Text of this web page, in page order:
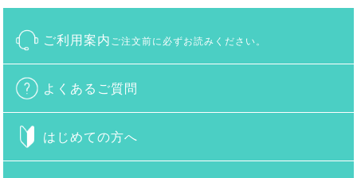
ご利用案内 ご注文前に必ずお読みください。
よくあるご質問
はじめての方へ